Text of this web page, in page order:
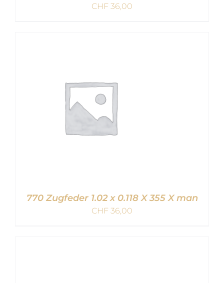
CHF 36,00
770 Zugfeder 1.02 x 0.118 X 355 X man
CHF 36,00